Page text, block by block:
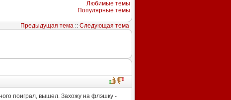
Любимые темы
Популярные темы
Предыдущая тема:: Следующая тема
поиграл, вышел. Захожу на флэшку -